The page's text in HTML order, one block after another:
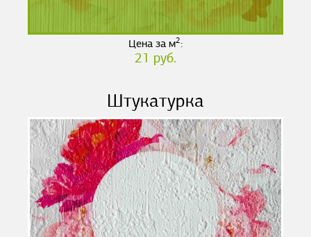
Цена за м2:
21 руб.
Штукатурка